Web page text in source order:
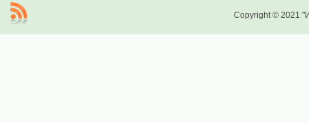
Copyright © 2021